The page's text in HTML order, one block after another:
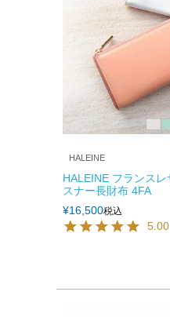
HALEINE
HALEINE フランス
スナー長財布 4FA
¥16,500税込
5.00